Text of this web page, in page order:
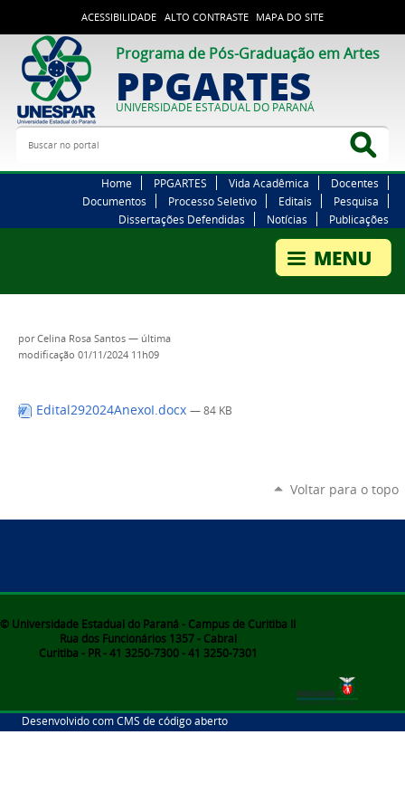
ACESSIBILIDADE ALTO CONTRASTE MAPA DO SITE
Programa de Pós-Graduação em Artes
PPGARTES
UNIVERSIDADE ESTADUAL DO PARANÁ
Buscar no portal
Home PPGARTES Vida Acadêmica
Docentes
Documentos
Processo Seletivo Editais
Pesquisa
Dissertações Defendidas
Notícias Publicações
porCelina Rosa Santos — última
modificação 01/11/2024 11h09
Edital292024AnexoI.docx — 84 KB
Voltar para o topo
© Universidade Estadual do Paraná - Campus de Curitiba II
Rua dos Funcionários 1357 - Cabral
Curitiba - PR - 41 3250-7300 - 41 3250-7301
Desenvolvido com CMS de código aberto